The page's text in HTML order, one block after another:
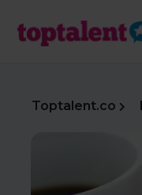
Toptalent.co